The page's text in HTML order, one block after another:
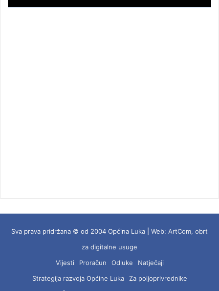
Sva prava pridržana © od 2004 Općina Luka | Web: ArtCom, obrt
za digitalne usuge
Vijesti
Proračun Odluke
Natječaji
Strategija razvoja Općine Luka
Za poljoprivrednike